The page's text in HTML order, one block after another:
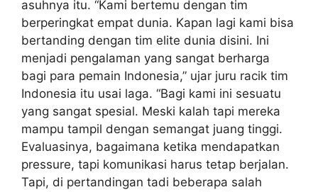
asuhnya itu. “Kami bertemu dengan tim
berperingkat empat dunia. Kapan lagi kami bisa
bertanding dengan tim elite dunia disini. Ini
menjadi pengalaman yang sangat berharga
bagi para pemain Indonesia,” ujar juru racik tim
Indonesia itu usai laga. “Bagi kami ini sesuatu
yang sangat spesial. Meski kalah tapi mereka
mampu tampil dengan semangat juang tinggi.
Evaluasinya, bagaimana ketika mendapatkan
pressure, tapi komunikasi harus tetap berjalan.
Tapi, di pertandingan tadi beberapa salah